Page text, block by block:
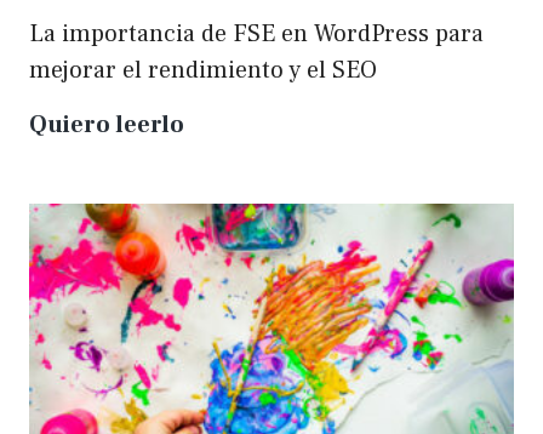
La importancia de FSE en WordPress para
mejorar el rendimiento y el SEO
Quiero leerlo
de
FSE
en
WordPress
para
mejorar
el